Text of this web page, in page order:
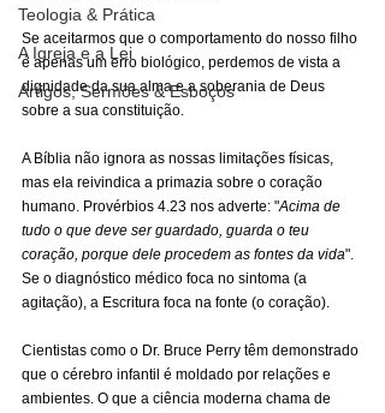
Teologia & Prática
A Igreja e a Lei
Artigos, Sermões & Esboços
Se aceitarmos que o comportamento do nosso filho
é apenas um erro biológico, perdemos de vista a
dignidade da sua alma e a soberania de Deus
sobre a sua constituição.
A Bíblia não ignora as nossas limitações físicas,
mas ela reivindica a primazia sobre o coração
humano. Provérbios 4.23 nos adverte: "Acima de
tudo o que deve ser guardado, guarda o teu
coração, porque dele procedem as fontes da vida".
Se o diagnóstico médico foca no sintoma (a
agitação), a Escritura foca na fonte (o coração).
Cientistas como o Dr. Bruce Perry têm demonstrado
que o cérebro infantil é moldado por relações e
ambientes. O que a ciência moderna chama de